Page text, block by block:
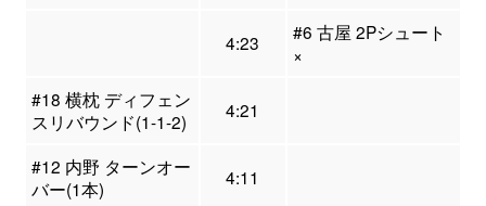
4:23
#6 古屋 2Pシュート
×
#18 横枕 ディフェン
スリバウンド(1-1-2)
4:21
#12 内野 ターンオー
バー(1本)
4:11